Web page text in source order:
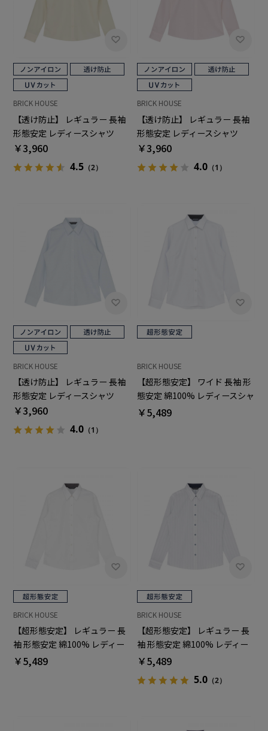
BRICK HOUSE
【透け防止】 レギュラー 長袖
形態安定 レディースシャツ
￥3,960
4.5（2）
BRICK HOUSE
【透け防止】 レギュラー 長袖
形態安定 レディースシャツ
￥3,960
4.0 （1）
BRICK HOUSE
【透け防止】 レギュラー 長袖
形態安定 レディースシャツ
￥3,960
4.0（1）
BRICK HOUSE
【超形態安定】 ワイド 長袖 形
態安定 綿100% レディースシャ
ツ
￥5,489
BRICK HOUSE
【超形態安定】 レギュラー 長
袖 形態安定 綿100% レディー
スシャツ
￥5,489
BRICK HOUSE
【超形態安定】 レギュラー 長
袖 形態安定 綿100% レディー
スシャツ
￥5,489
5.0 （2）